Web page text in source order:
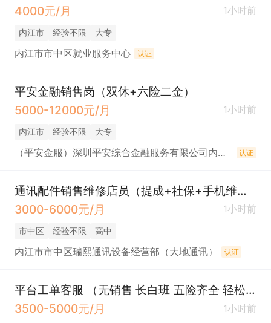
4000元/月
1小时前
内江市 经验不限 大专
内江市市中区就业服务中心 认证
平安金融销售岗（双休+六险二金）
5000-12000元/月
1小时前
内江市 经验不限 大专
（平安金服）深圳平安综合金融服务有限公司内江分公司 认证
通讯配件销售维修店员（提成+社保+手机维修学徒带薪学习）
3000-6000元/月
1小时前
市中区 经验不限 高中
内江市市中区瑞熙通讯设备经营部（大地通讯） 认证
平台工单客服 （无销售 长白班 五险齐全 轻松上岗）
3500-5000元/月
1小时前